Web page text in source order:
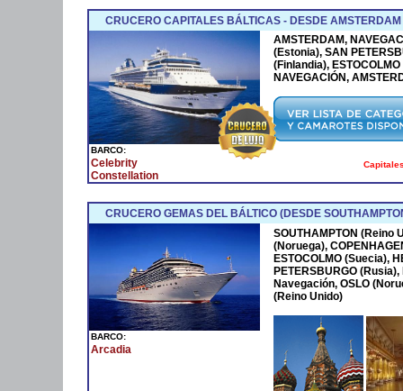
CRUCERO CAPITALES BÁLTICAS - DESDE AMSTERDAM
BARCO:
Celebrity
Constellation
AMSTERDAM,
(Estonia), SAN
(Finlandia),
NAVEGACIÓN,
CRUCERO GEMAS DEL BÁLTICO (DESDE
BARCO:
Arcadia
SOUTHAMPTON (Reino
(Noruega),
ESTOCOLMO (Suecia),
PETERSBURGO
Navegación, OSLO
(Reino Unido)